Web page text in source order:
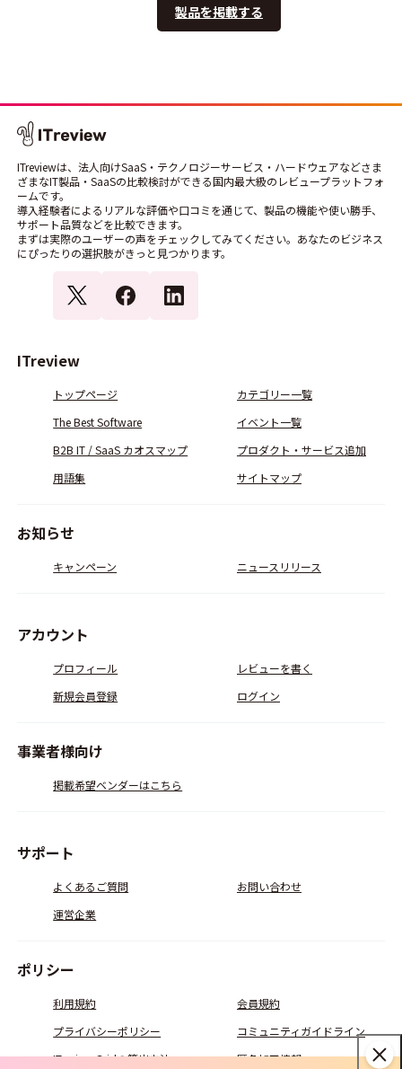
製品を掲載する
ITreviewは、法人向けSaaS・テクノロジーサービス・ハードウェアなどさま
ざまなIT製品・SaaSの比較検討ができる国内最大級のレビュープラットフォ
ームです。
導入経験者によるリアルな評価や口コミを通じて、製品の機能や使い勝手、
サポート品質などを比較できます。
まずは実際のユーザーの声をチェックしてみてください。あなたのビジネス
にぴったりの選択肢がきっと見つかります。
ITreview
トップページ
カテゴリー一覧
The Best Software
イベント一覧
B2B IT / SaaS カオスマップ
プロダクト・サービス追加
用語集
サイトマップ
お知らせ
キャンペーン ニュースリリース
アカウント
プロフィール
レビューを書く
新規会員登録
ログイン
事業者様向け
掲載希望ベンダーはこちら
サポート
よくあるご質問
お問い合わせ
運営企業
ポリシー
利用規約
会員規約
プライバシーポリシー
コミュニティガイドライン
ITreview Gridの算出方法
匿名加工情報